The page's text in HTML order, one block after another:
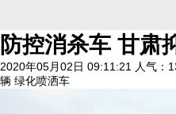
防控消杀车 甘肃
2020年05月02日 09:11:21 人气：
辆 绿化喷洒车